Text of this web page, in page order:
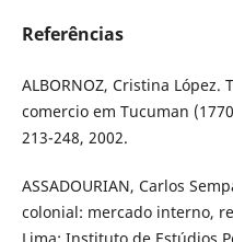
Referências
ALBORNOZ, Cristina
comercio em Tucuman
213-248, 2002.
ASSADOURIAN, Carlos
colonial: mercado interno,